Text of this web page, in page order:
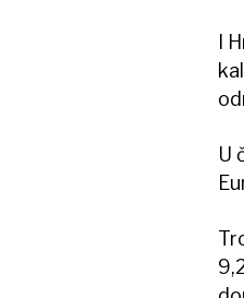
I
U